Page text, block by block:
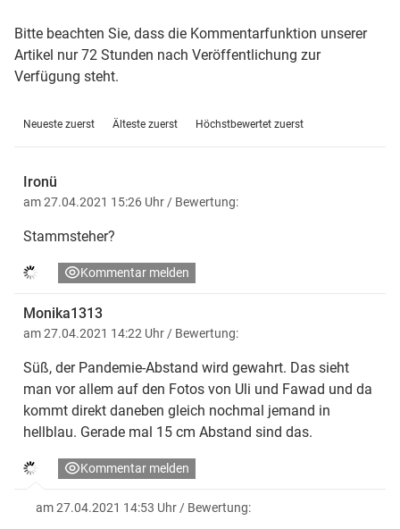
Bitte beachten Sie, dass die Kommentarfunktion unserer
Artikel nur 72 Stunden nach Veröffentlichung zur
Verfügung steht.
Neueste zuerst Älteste zuerst Höchstbewertet zuerst
Ironü
am 27.04.2021 15:26 Uhr / Bewertung:
Stammsteher?
Kommentar melden
Monika1313
am 27.04.2021 14:22 Uhr / Bewertung:
Süß, der Pandemie-Abstand wird gewahrt. Das sieht
man vor allem auf den Fotos von Uli und Fawad und da
kommt direkt daneben gleich nochmal jemand in
hellblau. Gerade mal 15 cm Abstand sind das.
Kommentar melden
am 27.04.2021 14:53 Uhr / Bewertung: